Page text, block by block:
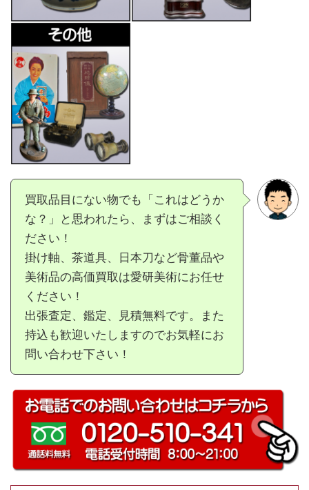
買取品目にない物でも「これはどうか
な？」と思われたら、まずはご相談く
ださい！
掛け軸、茶道具、日本刀など骨董品や
美術品の高価買取は愛研美術にお任せ
ください！
出張査定、鑑定、見積無料です。また
持込も歓迎いたしますのでお気軽にお
問い合わせ下さい！